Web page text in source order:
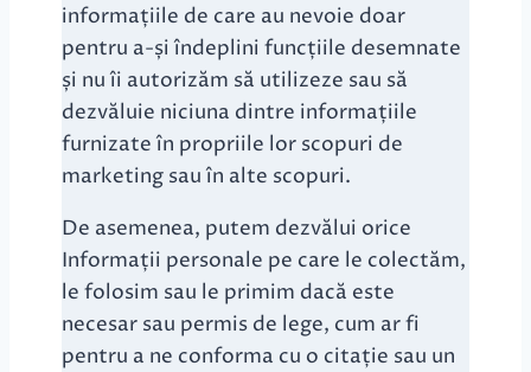
informațiile de care au nevoie doar
pentru a-și îndeplini funcțiile desemnate
și nu îi autorizăm să utilizeze sau să
dezvăluie niciuna dintre informațiile
furnizate în propriile lor scopuri de
marketing sau în alte scopuri.
De asemenea, putem dezvălui orice
Informații personale pe care le colectăm,
le folosim sau le primim dacă este
necesar sau permis de lege, cum ar fi
pentru a ne conforma cu o citație sau un